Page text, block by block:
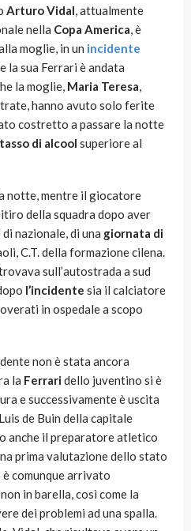
Arturo Vidal, attualmente
nella Copa America, è
moglie, in un incidente
la sua Ferrari è andata
la moglie, Maria Teresa,
hanno avuto solo ferite
costretto a passare la notte
tasso di alcool superiore al
notte, mentre il giocatore
della squadra dopo aver
nazionale, di una giornata di
C.T. della formazione cilena.
sull’autostrada a sud
l’incidente sia il calciatore
in ospedale a scopo
non è stata ancora
la Ferraridello juventino si è
e successivamente è uscita
de Buin della capitale
anche il preparatore atletico
prima valutazione dello stato
comunque arrivato
in barella, così come la
dei problemi ad una spalla.